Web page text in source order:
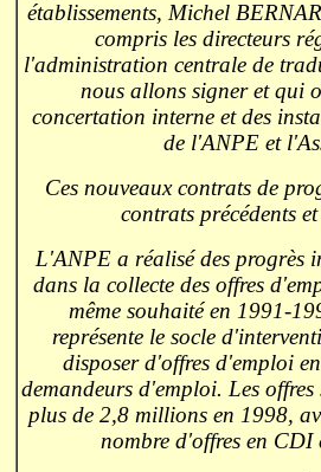
établissements, Michel
compris les directeurs
l'administration centrale de
nous allons signer et qui
concertation interne et des
de l'ANPE et
Ces nouveaux contrats de
contrats précédents
L'ANPE a réalisé des progrès
dans la collecte des offres
même souhaité en 1991-
représente le socle
disposer d'offres d'emploi
demandeurs d'emploi. Les
plus de 2,8 millions en 1998,
nombre d'offres en CDI